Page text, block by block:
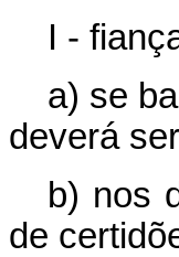
I -
a) se
deverá
b) nos
de